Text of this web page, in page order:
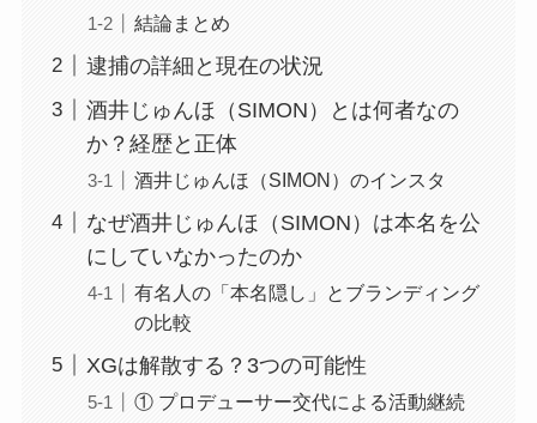
結論まとめ
逮捕の詳細と現在の状況
酒井じゅんほ（SIMON）とは何者なの
か？経歴と正体
酒井じゅんほ（SIMON）のインスタ
なぜ酒井じゅんほ（SIMON）は本名を公
にしていなかったのか
有名人の「本名隠し」とブランディング
の比較
XGは解散する？3つの可能性
① プロデューサー交代による活動継続